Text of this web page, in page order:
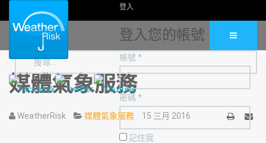
登入
登入您的帳號
帳號 *
密碼 *
記住我
媒體氣象服務
WeatherRisk 媒體氣象服務
15 三月 2016
列 Email